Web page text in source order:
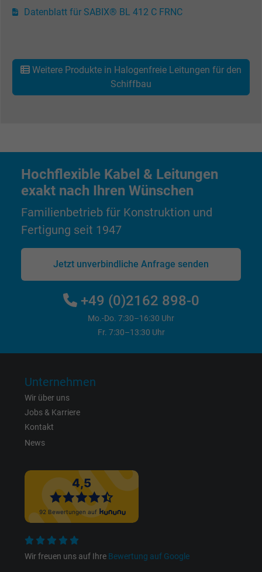
Anbieter Facebook Ireland Ltd.
Zweck
Cookie von Facebook für Website-Analyse,
Anzeigenausrichtung und
Zweck
Cookie von Facebook für Website-Analyse,
Anzeigenausrichtung und
Anbieter Facebook Ireland Ltd.
1 Jahr
Cookie von Facebook für Website-Analyse,
Anzeigenausrichtung und
Anbieter
Laufzeit
Anzeigenausrichtung und
m_pixel_ration, Facebook Pixel
Laufzeit 1 Jahr
Datenblatt für SABIX® BL 412 C FRNC
Weitere Produkte in Halogenfreie Leitungen für den
Schiffbau
Hochflexible Kabel & Leitungen
exakt nach Ihren Wünschen
Familienbetrieb für Konstruktion und
Fertigung seit 1947
Jetzt unverbindliche Anfrage senden
+49 (0)2162 898-0
Mo.-Do. 7:30–16:30 Uhr
Fr. 7:30–13:30 Uhr
Unternehmen
Wir über uns
Jobs & Karriere
Kontakt
News
Wir freuen uns auf Ihre Bewertung auf Google